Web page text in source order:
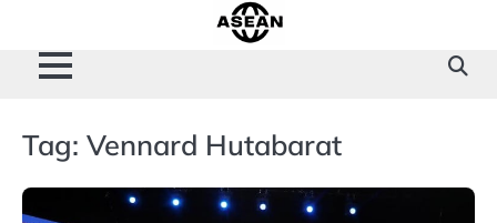
content
Tag: Vennard Hutabarat